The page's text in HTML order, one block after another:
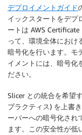
デプロイメントガイド
イックスタートをデプ
ートは AWS
って、環境全体におけ
暗号化を行います。モ
イメントには、暗号化
ださい。
Slicer との統合を希望
プラクティス) を上書
ーバーへの暗号化され
ます。この安全性が低